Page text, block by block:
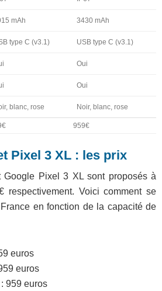
959€
mAh 3430 mAh
type C (v3.1) USB type C (v3.1)
Oui
Oui
blanc, rose Noir, blanc, rose
Pixel 3 XL : les prix
Google Pixel 3 XL sont proposés à
respectivement. Voici comment se
en fonction de la capacité de
euros
euros
959 euros